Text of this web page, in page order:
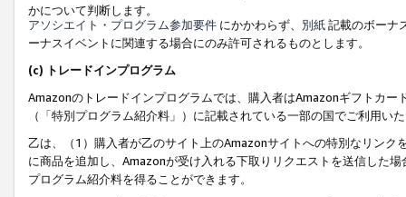
かについて判断します。
アソシエイト・プログラム参加要件 にかかわらず、 別紙記載のボーナ
ーナスイベントに関連する場合にのみ許可されるものとします。
(c) トレードインプログラム
Amazonのトレードインプログラムでは、購入者はAmazonギフトカ
（「特別プログラム紹介料」）に記載されている一部の国でご利用い
乙は、（1）購入者が乙のサイト上のAmazonサイトへの特別なリン
に商品を追加し、Amazonが受け入れる下取りリクエストを送信した
プログラム紹介料を得ることができます。